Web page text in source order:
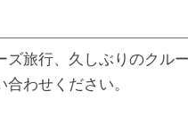
ズ旅行、久しぶりのクル
わせください。